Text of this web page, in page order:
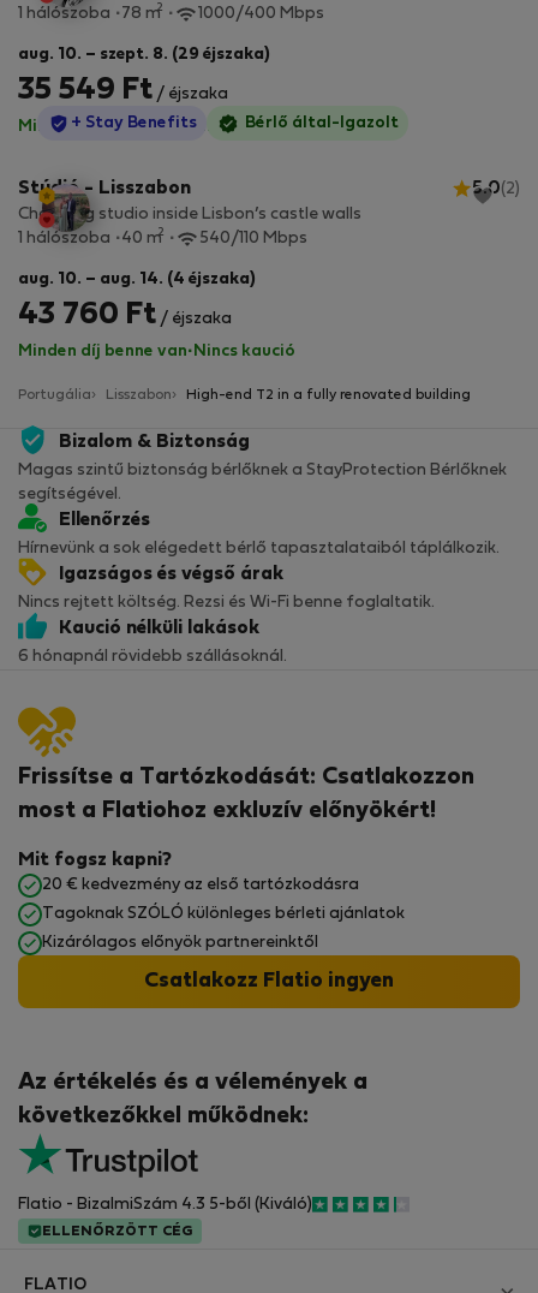
1 hálószoba
78 m2 1000/400 Mbps
aug. 10. – szept. 8. (29 éjszaka)
35 549 Ft / éjszaka
Minden díj benne van·Nincs kaució
StayProtection
+ Stay Benefits Bérlő által-Igazolt
Stúdió - Lisszabon 5.0(2)
Charming studio inside Lisbon’s castle walls
1 hálószoba
40 m2 540/110 Mbps
aug. 10. – aug. 14. (4 éjszaka)
43 760 Ft / éjszaka
Minden díj benne van· Nincs kaució
Portugália Lisszabon High-end T2 in a fully renovated building
Bizalom & Biztonság
Magas szintű biztonság bérlőknek a StayProtection Bérlőknek
segítségével.
Ellenőrzés
Hírnevünk a sok elégedett bérlő tapasztalataiból táplálkozik.
Igazságos és végső árak
Nincs rejtett költség. Rezsi és Wi-Fi benne foglaltatik.
Kaució nélküli lakások
6 hónapnál rövidebb szállásoknál.
Az értékelés és a vélemények a
következőkkel működnek:
Flatio - BizalmiSzám 4.3 5-ből (Kiváló)
ELLENŐRZÖTT CÉG
Frissítse a Tartózkodását: Csatlakozzon
most a Flatiohoz exkluzív előnyökért!
Mit fogsz kapni?
20 € kedvezmény az első tartózkodásra
Tagoknak SZÓLÓ különleges bérleti ajánlatok
Kizárólagos előnyök partnereinktől
Csatlakozz Flatio ingyen
FLATIO